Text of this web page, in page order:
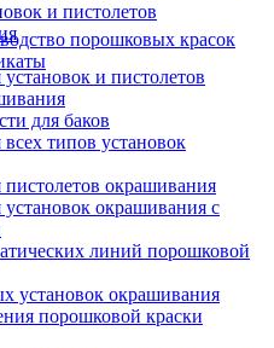
порошковых красок
и пистолетов
и пистолетов
для баков
типов установок
пистолетов окрашивания
установок окрашивания с
линий порошковой
установок окрашивания
порошковой краски